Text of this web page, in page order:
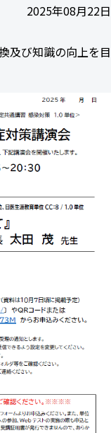
2025年08月22日
及び知識の向上を目